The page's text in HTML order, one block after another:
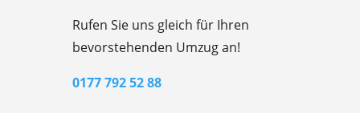
Rufen Sie uns gleich für Ihren
bevorstehenden Umzug an!
0177 792 52 88